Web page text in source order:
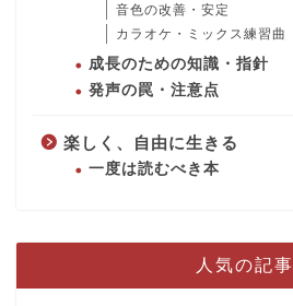
音色の改善・安定
カラオケ・ミックス練習曲
成長のための知識・指針
発声の罠・注意点
楽しく、自由に生きる
一度は読むべき本
人気の記事